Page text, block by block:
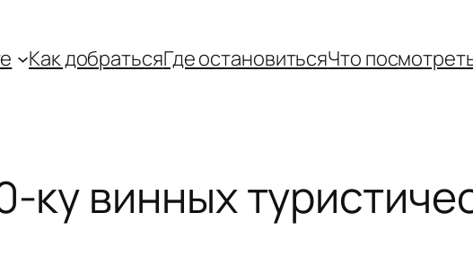
Как добратьсяГде остановитьсяЧто
ку винных